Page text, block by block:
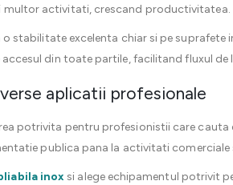
multor activitati, crescand productivitatea.
stabilitate excelenta chiar si pe
din toate partile, facilitand fluxul de
aplicatii profesionale
potrivita pentru profesionistii care
publica pana la activitati comerciale
inox si alege echipamentul potrivit